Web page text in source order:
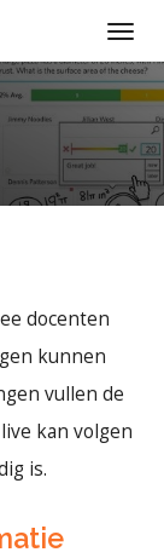
docenten
kunnen
vullen de
kan volgen
is.